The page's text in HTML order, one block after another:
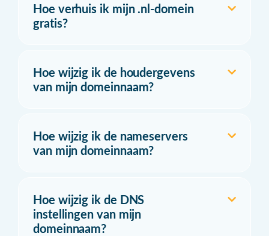
Hoe verhuis ik mijn .nl-domein
gratis?
Hoe wijzig ik de houdergevens
van mijn domeinnaam?
Hoe wijzig ik de nameservers
van mijn domeinnaam?
Hoe wijzig ik de DNS
instellingen van mijn
domeinnaam?